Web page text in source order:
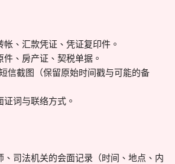
、汇款凭证、凭证复印件。
、房产证、契税单据。
信截图（保留原始时间戳与可能的备
词与联络方式。
司法机关的会面记录（时间、地点、内